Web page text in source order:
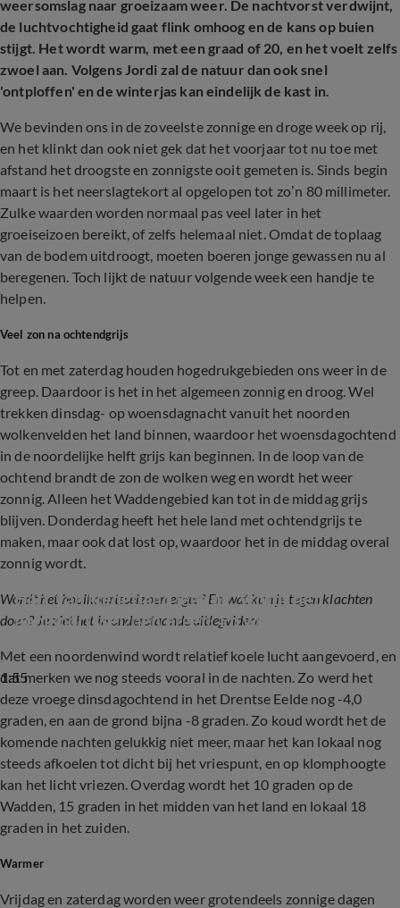
weersomslag naar groeizaam weer. De nachtvorst verdwijnt,
de luchtvochtigheid gaat flink omhoog en de kans op buien
stijgt. Het wordt warm, met een graad of 20, en het voelt zelfs
zwoel aan. Volgens Jordi zal de natuur dan ook snel
'ontploffen' en de winterjas kan eindelijk de kast in.
We bevinden ons in de zoveelste zonnige en droge week op rij,
en het klinkt dan ook niet gek dat het voorjaar tot nu toe met
afstand het droogste en zonnigste ooit gemeten is. Sinds begin
maart is het neerslagtekort al opgelopen tot zo’n 80 millimeter.
Zulke waarden worden normaal pas veel later in het
groeiseizoen bereikt, of zelfs helemaal niet. Omdat de toplaag
van de bodem uitdroogt, moeten boeren jonge gewassen nu al
beregenen. Toch lijkt de natuur volgende week een handje te
helpen.
Veel zon na ochtendgrijs
Tot en met zaterdag houden hogedrukgebieden ons weer in de
greep. Daardoor is het in het algemeen zonnig en droog. Wel
trekken dinsdag- op woensdagnacht vanuit het noorden
wolkenvelden het land binnen, waardoor het woensdagochtend
in de noordelijke helft grijs kan beginnen. In de loop van de
ochtend brandt de zon de wolken weg en wordt het weer
zonnig. Alleen het Waddengebied kan tot in de middag grijs
blijven. Donderdag heeft het hele land met ochtendgrijs te
maken, maar ook dat lost op, waardoor het in de middag overal
zonnig wordt.
Wordt het hooikoortsseizoen erger? En wat kun je tegen klachten
doen? Je ziet het in onderstaande uitlegvideo:
1:55
Hart van Nederland legt uit: wordt het
hooikoortsseizoen erger? En wat kun je tegen
Met een noordenwind wordt relatief koele lucht aangevoerd, en
dat merken we nog steeds vooral in de nachten. Zo werd het
deze vroege dinsdagochtend in het Drentse Eelde nog -4,0
graden, en aan de grond bijna -8 graden. Zo koud wordt het de
komende nachten gelukkig niet meer, maar het kan lokaal nog
steeds afkoelen tot dicht bij het vriespunt, en op klomphoogte
kan het licht vriezen. Overdag wordt het 10 graden op de
Wadden, 15 graden in het midden van het land en lokaal 18
graden in het zuiden.
Warmer
Vrijdag en zaterdag worden weer grotendeels zonnige dagen